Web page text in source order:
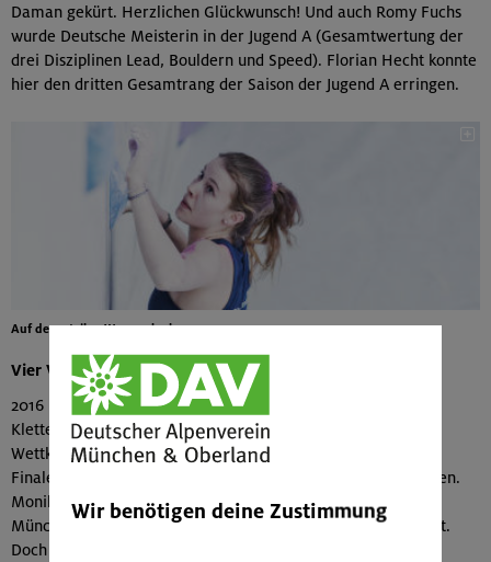
Daman gekürt. Herzlichen Glückwunsch! Und auch Romy Fuchs
wurde Deutsche Meisterin in der Jugend A (Gesamtwertung der
drei Disziplinen Lead, Bouldern und Speed). Florian Hecht konnte
hier den dritten Gesamtrang der Saison der Jugend A erringen.
Auf dem steilen Weg nach oben
Vier Vertreter auf der internationalen Ebene
2016 konnten wir insgesamt 28 Teilnahmen von Athleten des
Kletterteams München & Oberland an internationalen
Wettkämpfen verbuchen. Elf dieser Teilnehmen führten ins
Finale, wobei ein dritter und ein zweiter Platz heraussprangen.
Monika Retschy blieb zwar bei ihrem Heimauftritt auf dem
Münchner Boulderweltcup leider kein großer Erfolg beschert.
Doch konnte sie ihre internationale Wettkampfsaison in der
Wir benötigen deine Zustimmung